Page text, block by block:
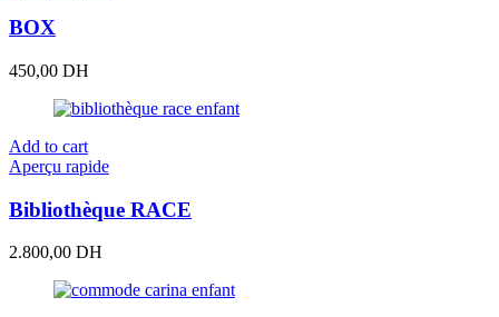
BOX
450,00 DH
Add to cart
Aperçu rapide
Bibliothèque RACE
2.800,00 DH